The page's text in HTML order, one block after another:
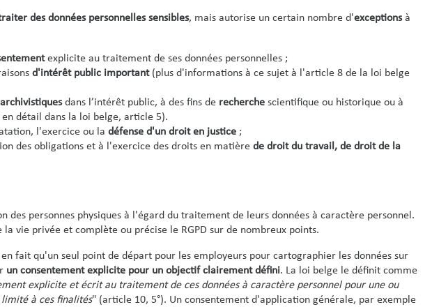
des données personnelles sensibles, mais autorise un certain nombre d'exceptionsà
explicite au traitement de ses données personnelles ;
d'intérêt public important(plus d'informations à ce sujet à l'article 8 de la loi belge
archivistiquesdans l’intérêt public, à des fins de recherchescientifique ou historique ou à
détail dans la loi belge, article 5).
l'exercice ou la défense d'un droit en justice;
des obligations et à l'exercice des droits en matière de droit du travail, de droit de la
des personnes physiques à l'égard du traitement de leurs données à caractère personnel.
vie privée et complète ou précise le RGPD sur de nombreux points.
fait qu'un seul point de départ pour les employeurs pour cartographier les données sur
un consentement explicite pour un objectif clairement défini. La loi belge le définit comme
explicite et écrit au traitement de ces données à caractère personnel pour une ou
à ces finalités" (article 10, 5°). Un consentement d'application générale, par exemple